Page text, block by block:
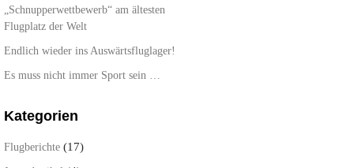
„Schnupperwettbewerb“ am ältesten
Flugplatz der Welt
Endlich wieder ins Auswärtsfluglager!
Es muss nicht immer Sport sein …
Kategorien
Flugberichte (17)